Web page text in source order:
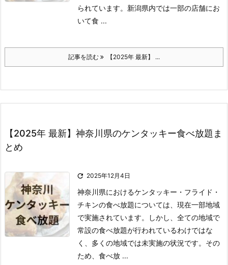
られています。 新潟県内では一部の店舗にお
いて食 ...
記事を読む 【2025年 最新】 ...
【2025年 最新】神奈川県のケンタッキー食べ放題ま
とめ
 2025年12月4日
神奈川県におけるケンタッキー・フライド・
チキンの食べ放題については、現在一部地域
で実施されています。
しかし、全ての地域で
常設の食べ放題が行われているわけではな
く、多くの地域では未実施の状況です。 その
ため、食べ放 ...